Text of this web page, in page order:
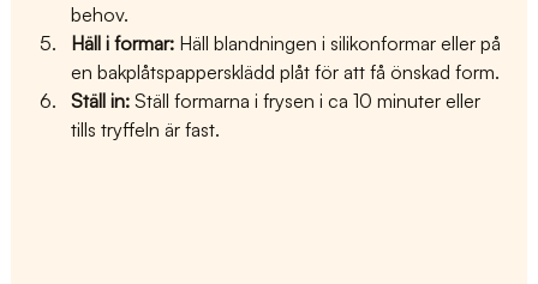
behov.
Häll i formar: Häll blandningen i silikonformar eller på
en bakplåtspappersklädd plåt för att få önskad form.
Ställ in: Ställ formarna i frysen i ca 10 minuter eller
tills tryffeln är fast.